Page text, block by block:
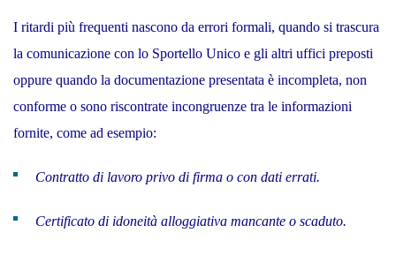
I ritardi più frequenti nascono da errori formali, quando si trascura
la comunicazione con lo Sportello Unico e gli altri uffici preposti
oppure quando la documentazione presentata è incompleta, non
conforme o sono riscontrate incongruenze tra le informazioni
fornite, come ad esempio:
Contratto di lavoro privo di firma o con dati errati.
Certificato di idoneità alloggiativa mancante o scaduto.